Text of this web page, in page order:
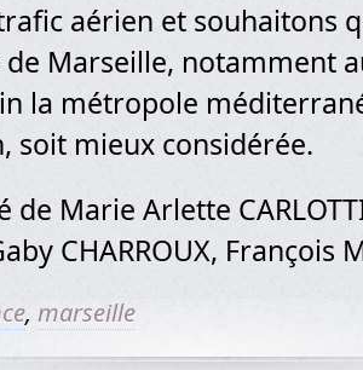
aérien et souhaitons
de Marseille, notamment
la métropole
soit mieux considérée.
de Marie Arlette
CHARROUX, François
, marseille